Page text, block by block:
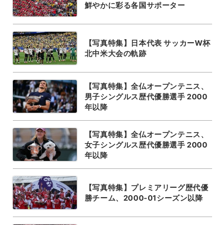
鮮やかに彩る各国サポーター
【写真特集】日本代表 サッカーW杯
北中米大会の軌跡
【写真特集】全仏オープンテニス、
男子シングルス歴代優勝選手 2000
年以降
【写真特集】全仏オープンテニス、
女子シングルス歴代優勝選手 2000
年以降
【写真特集】プレミアリーグ歴代優
勝チーム、2000-01シーズン以降